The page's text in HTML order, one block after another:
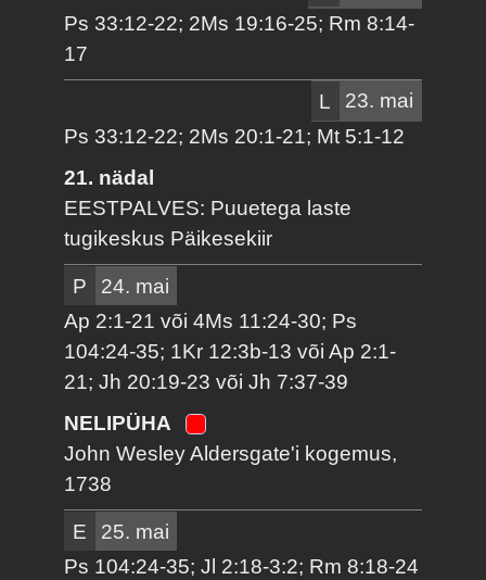
Ps 33:12-22; 2Ms 19:16-25; Rm 8:14-
17
L
23. mai
Ps 33:12-22; 2Ms 20:1-21; Mt 5:1-12
21. nädal
EESTPALVES: Puuetega laste
tugikeskus Päikesekiir
P
24. mai
Ap 2:1-21 või 4Ms 11:24-30; Ps
104:24-35; 1Kr 12:3b-13 või Ap 2:1-
21; Jh 20:19-23 või Jh 7:37-39
NELIPÜHA
John Wesley Aldersgate'i kogemus,
1738
E
25. mai
Ps 104:24-35; Jl 2:18-3:2; Rm 8:18-24